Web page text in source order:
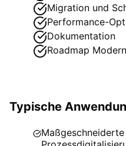
Migration und
Performance-
Dokumentation
Roadmap
Typische